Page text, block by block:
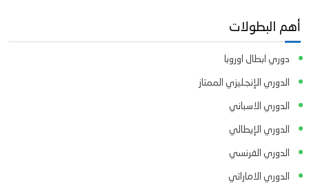
أهم البطولات
دوري ابطال اوروبا
الدوري الإنجليزي الممتاز
الدوري الاسباني
الدوري الإيطالي
الدوري الفرنسي
الدوري الاماراتي